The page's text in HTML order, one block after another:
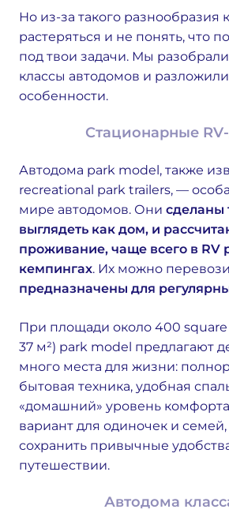
Но из-за такого разнообразия
растеряться и не понять, что
под твои задачи. Мы
классы автодомов и
особенности.
Стационарные
Автодома park model, также
recreational park trailers, —
мире автодомов. Они сделаны
выглядеть как дом, и
проживание, чаще всего в RV
кемпингах. Их можно
предназначены для
При площади около 400
37 м²) park model предлагают
много места для жизни:
бытовая техника, удобная
«домашний» уровень
вариант для одиночек и семей,
сохранить привычные
путешествии.
Автодома